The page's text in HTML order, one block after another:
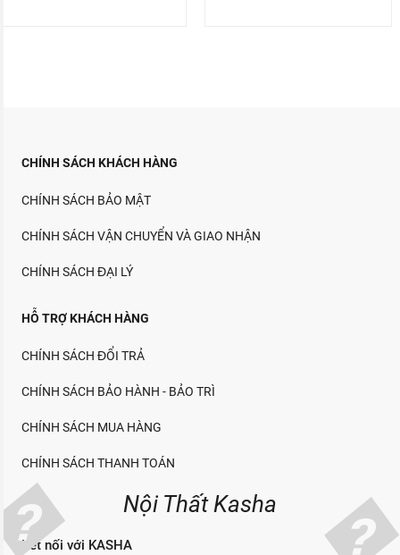
CHÍNH SÁCH KHÁCH HÀNG
CHÍNH SÁCH BẢO MẬT
CHÍNH SÁCH VẬN CHUYỂN VÀ GIAO NHẬN
CHÍNH SÁCH ĐẠI LÝ
HỖ TRỢ KHÁCH HÀNG
CHÍNH SÁCH ĐỔI TRẢ
CHÍNH SÁCH BẢO HÀNH - BẢO TRÌ
CHÍNH SÁCH MUA HÀNG
CHÍNH SÁCH THANH TOÁN
Nội Thất Kasha
Kết nối với KASHA